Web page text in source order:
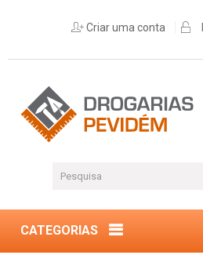
Criar uma conta
CATEGORIAS